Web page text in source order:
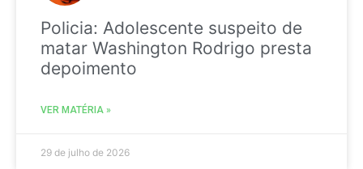
Policia: Adolescente suspeito de
matar Washington Rodrigo presta
depoimento
VER MATÉRIA »
29 de julho de 2026